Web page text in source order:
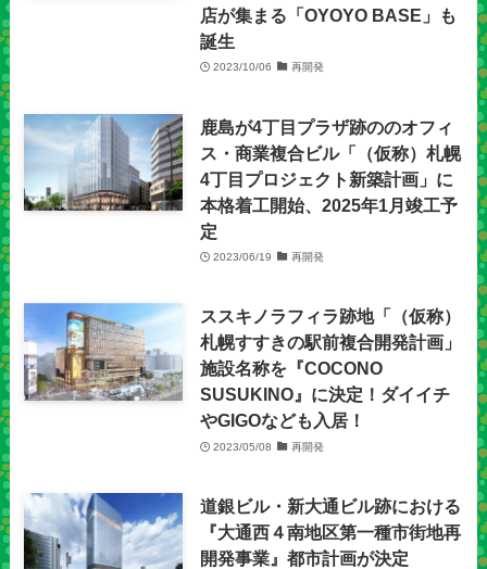
店が集まる「OYOYO BASE」も
誕生
2023/10/06 再開発
鹿島が4丁目プラザ跡ののオフィ
ス・商業複合ビル「（仮称）札幌
4丁目プロジェクト新築計画」に
本格着工開始、2025年1月竣工予
定
2023/06/19 再開発
ススキノラフィラ跡地「（仮称）
札幌すすきの駅前複合開発計画」
施設名称を『COCONO
SUSUKINO』に決定！ダイイチ
やGIGOなども入居！
2023/05/08 再開発
道銀ビル・新大通ビル跡における
『大通西４南地区第一種市街地再
開発事業』都市計画が決定